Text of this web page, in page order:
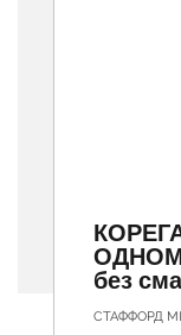
без
СТАФФОРД